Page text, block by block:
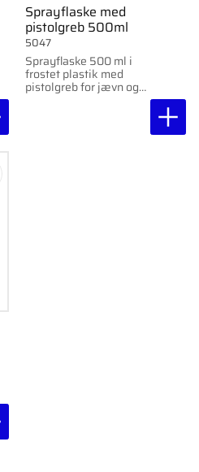
Sprayflaske med
pistolgreb 500ml
Sprayflaske 500 ml i
frostet plastik med
pistolgreb for jævn og
5047
som favorit